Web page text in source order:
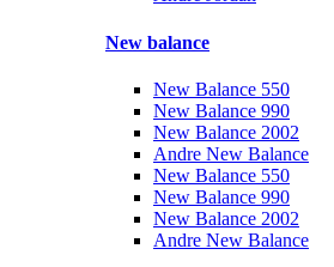
New balance
New Balance 550
New Balance 990
New Balance 2002
Andre New Balance
New Balance 550
New Balance 990
New Balance 2002
Andre New Balance